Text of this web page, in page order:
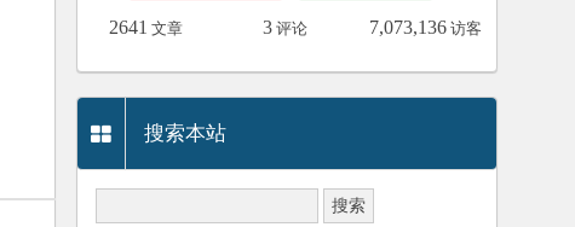
2641 文章 3 评论 7,073,136 访客
搜索本站